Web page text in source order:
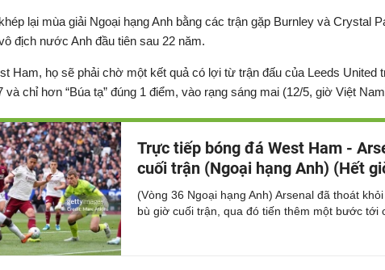
lại mùa giải Ngoại hạng Anh bằng các trận gặp Burnley và Crystal
địch nước Anh đầu tiên sau 22 năm.
Ham, họ sẽ phải chờ một kết quả có lợi từ trận đấu của Leeds United
và chỉ hơn “Búa tạ” đúng 1 điểm, vào rạng sáng mai (12/5, giờ Việt
Trực tiếp bóng đá West Ham -
cuối trận (Ngoại hạng Anh) (Hết
(Vòng 36 Ngoại hạng Anh) Arsenal đã thoát
bù giờ cuối trận, qua đó tiến thêm một bước tới